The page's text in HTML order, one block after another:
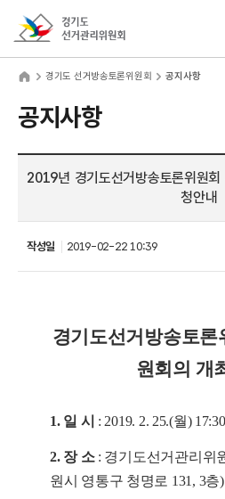
경기도 선거방송토론위원회 공지사항
공지사항
2019년 경기도선거방송토론위원
청안내
작성일 2019-02-22 10:39
경기도선거방송토론
원회의 개
1. 일 시 : 2019. 2. 25.(월) 17:30
2. 장 소: 경기도선거관리위
원시 영통구 청명로 131, 3층)